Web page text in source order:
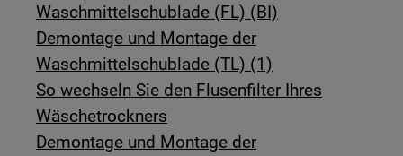
Waschmittelschublade (FL) (BI)
Demontage und Montage der
Waschmittelschublade (TL) (1)
So wechseln Sie den Flusenfilter Ihres
Wäschetrockners
Demontage und Montage der